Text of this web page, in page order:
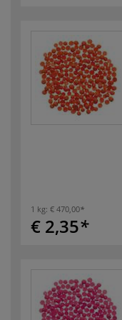
1 kg: € 470,00
€ 2,35